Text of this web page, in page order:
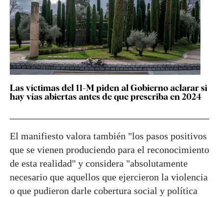
Las víctimas del 11-M piden al Gobierno aclarar si
hay vías abiertas antes de que prescriba en 2024
El manifiesto valora también "los pasos positivos
que se vienen produciendo para el reconocimiento
de esta realidad" y considera "absolutamente
necesario que aquellos que ejercieron la violencia
o que pudieron darle cobertura social y política